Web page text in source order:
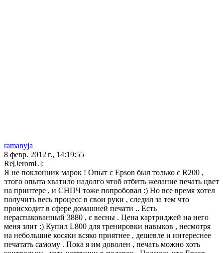
ramanyja
8 февр. 2012 г., 14:19:55
Re[JeromL]:
Я не поклонник марок ! Опыт c Epson был только с R200 ,
этого опыта хватило надолго чтоб отбить желание печать цвет
на принтере , и СНПЧ тоже попробовал :) Но все время хотел
получить весь процесс в свои руки , следил за тем что
происходит в сфере домашней печати .. Есть
нераспакованный 3880 , с весны . Цена картриджей на него
меня злит :) Купил L800 для тренировки навыков , несмотря
на небольшие косяки всяко приятнее , дешевле и интереснее
печатать самому . Пока я им доволен , печать можно хоть